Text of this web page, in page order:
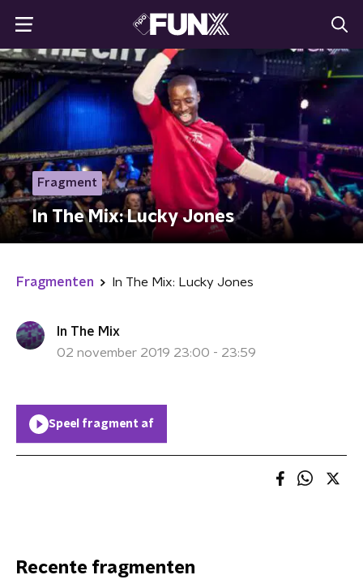
Fragment
In The Mix: Lucky Jones
Fragmenten In The Mix: Lucky Jones
In The Mix
02 november 2019 23:00 - 23:59
Speel fragment af
Recente fragmenten